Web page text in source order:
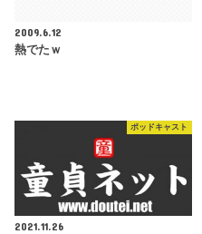
2009.6.12
熱でたｗ
ポッドキャスト
2021.11.26